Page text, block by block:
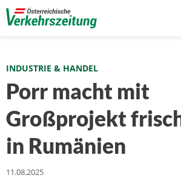
INDUSTRIE & HANDEL
Porr macht mit
Großprojekt
in Rumänien
11.08.2025